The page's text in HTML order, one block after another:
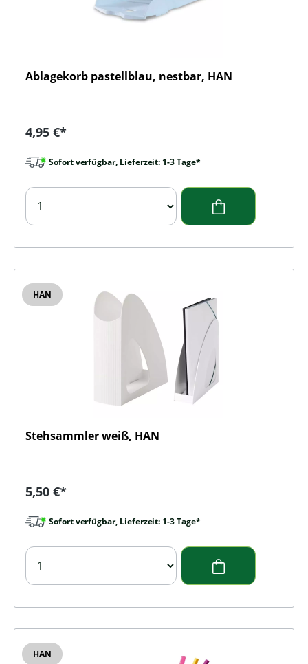
Ablagekorb pastellblau, nestbar, HAN
Regulärer Preis:
4,95 €*
Sofort verfügbar, Lieferzeit: 1-3 Tage*
HAN
Stehsammler weiß, HAN
Regulärer Preis:
5,50 €*
Sofort verfügbar, Lieferzeit: 1-3 Tage*
HAN